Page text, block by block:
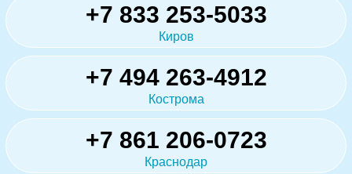
+7 833 253-5033
Киров
+7 494 263-4912
Кострома
+7 861 206-0723
Краснодар